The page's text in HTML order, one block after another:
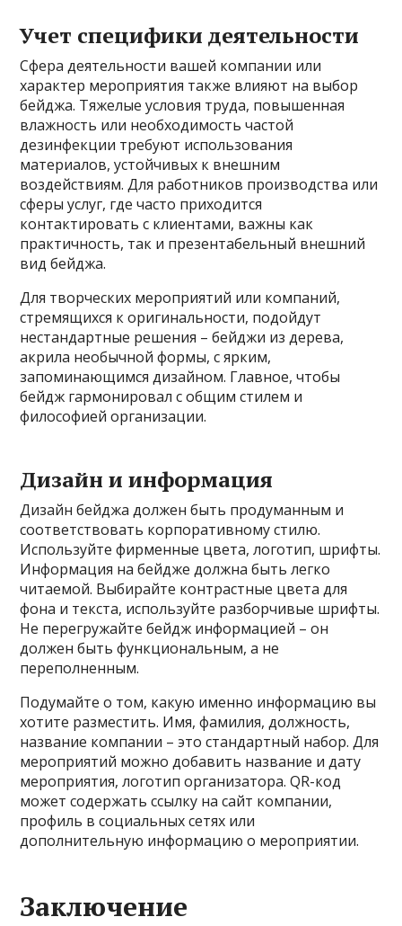
Учет специфики деятельности
Сфера деятельности вашей компании или
характер мероприятия также влияют на выбор
бейджа. Тяжелые условия труда, повышенная
влажность или необходимость частой
дезинфекции требуют использования
материалов, устойчивых к внешним
воздействиям. Для работников производства или
сферы услуг, где часто приходится
контактировать с клиентами, важны как
практичность, так и презентабельный внешний
вид бейджа.
Для творческих мероприятий или компаний,
стремящихся к оригинальности, подойдут
нестандартные решения – бейджи из дерева,
акрила необычной формы, с ярким,
запоминающимся дизайном. Главное, чтобы
бейдж гармонировал с общим стилем и
философией организации.
Дизайн и информация
Дизайн бейджа должен быть продуманным и
соответствовать корпоративному стилю.
Используйте фирменные цвета, логотип, шрифты.
Информация на бейдже должна быть легко
читаемой. Выбирайте контрастные цвета для
фона и текста, используйте разборчивые шрифты.
Не перегружайте бейдж информацией – он
должен быть функциональным, а не
переполненным.
Подумайте о том, какую именно информацию вы
хотите разместить. Имя, фамилия, должность,
название компании – это стандартный набор. Для
мероприятий можно добавить название и дату
мероприятия, логотип организатора. QR-код
может содержать ссылку на сайт компании,
профиль в социальных сетях или
дополнительную информацию о мероприятии.
Заключение